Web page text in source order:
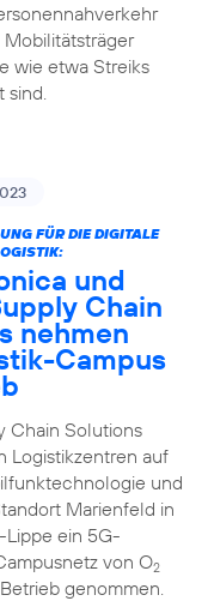
wie etwa Streiks
sind.
FÜR DIE DIGITALE
und
Chain
nehmen
Campus
Chain Solutions
Logistikzentren auf
und
Marienfeld in
ein 5G-
von O2
genommen.